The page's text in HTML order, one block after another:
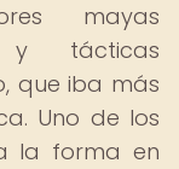
mayas
y tácticas
que iba más
Uno de los
la forma en